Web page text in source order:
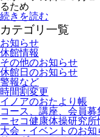
るため
続きを読む
カテゴリ一覧
お知らせ
休館情報
その他のお知らせ
休館日のお知らせ
警報など
時間割変更
イノアのおたより帳
コース、講座、会員募
ニセコ健康体操研究所
大会・イベントのお知